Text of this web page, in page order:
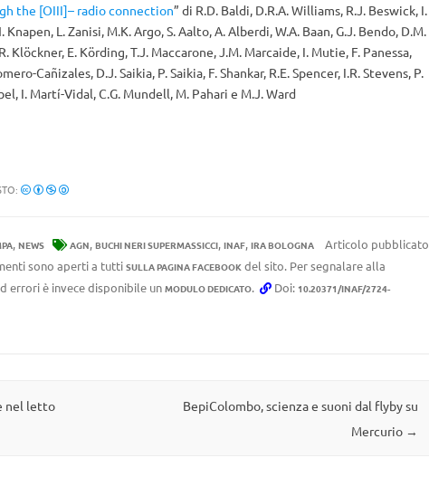
the [OIII]– radio connection” di R.D. Baldi, D.R.A. Williams, R.J. Beswick, I.
Knapen, L. Zanisi, M.K. Argo, S. Aalto, A. Alberdi, W.A. Baan, G.J. Bendo, D.M.
Klöckner, E. Körding, T.J. Maccarone, J.M. Marcaide, I. Mutie, F. Panessa,
Cañizales, D.J. Saikia, P. Saikia, F. Shankar, R.E. Spencer, I.R. Stevens, P.
I. Martí-Vidal, C.G. Mundell, M. Pahari e M.J. Ward
, NEWS AGN, BUCHI NERI SUPERMASSICCI, INAF, IRA BOLOGNA
Articolo pubblicato
sono aperti a tuttiSULLA PAGINA FACEBOOKdel sito. Per segnalare alla
errori è invece disponibile un MODULO DEDICATO. Doi: 10.20371/INAF/2724-
nel letto
BepiColombo, scienza e suoni dal flyby su
Mercurio →